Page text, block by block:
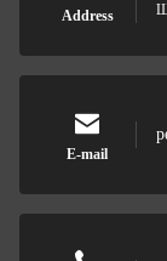
Address
E-mail